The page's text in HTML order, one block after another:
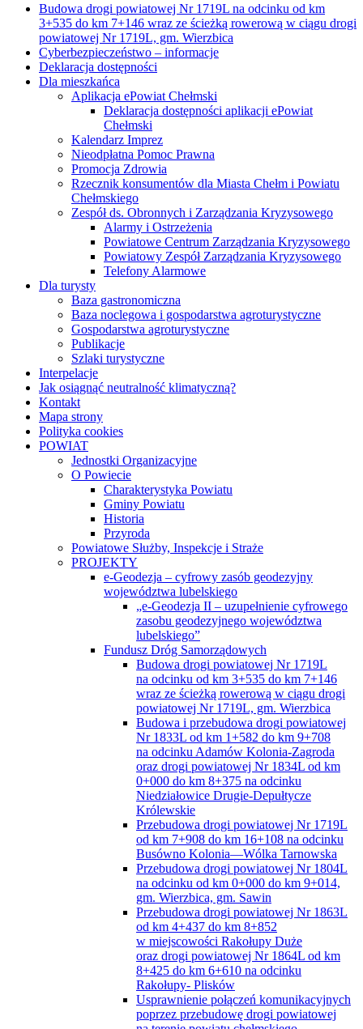
Budowa drogi powiatowej Nr 1719L na odcinku od km
3+535 do km 7+146 wraz ze ścieżką rowerową w ciągu drogi
powiatowej Nr 1719L, gm. Wierzbica
Cyberbezpieczeństwo – informacje
Deklaracja dostępności
Dla mieszkańca
Aplikacja ePowiat Chełmski
Deklaracja dostępności aplikacji ePowiat
Chełmski
Kalendarz Imprez
Nieodpłatna Pomoc Prawna
Promocja Zdrowia
Rzecznik konsumentów dla Miasta Chełm i Powiatu
Chełmskiego
Zespół ds. Obronnych i Zarządzania Kryzysowego
Alarmy i Ostrzeżenia
Powiatowe Centrum Zarządzania Kryzysowego
Powiatowy Zespół Zarządzania Kryzysowego
Telefony Alarmowe
Dla turysty
Baza gastronomiczna
Baza noclegowa i gospodarstwa agroturystyczne
Gospodarstwa agroturystyczne
Publikacje
Szlaki turystyczne
Interpelacje
Jak osiągnąć neutralność klimatyczną?
Kontakt
Mapa strony
Polityka cookies
POWIAT
Jednostki Organizacyjne
O Powiecie
Charakterystyka Powiatu
Gminy Powiatu
Historia
Przyroda
Powiatowe Służby, Inspekcje i Straże
PROJEKTY
e-Geodezja – cyfrowy zasób geodezyjny
województwa lubelskiego
„e-Geodezja II – uzupełnienie cyfrowego
zasobu geodezyjnego województwa
lubelskiego”
Fundusz Dróg Samorządowych
Budowa drogi powiatowej Nr 1719L
na odcinku od km 3+535 do km 7+146
wraz ze ścieżką rowerową w ciągu drogi
powiatowej Nr 1719L, gm. Wierzbica
Budowa i przebudowa drogi powiatowej
Nr 1833L od km 1+582 do km 9+708
na odcinku Adamów Kolonia-Zagroda
oraz drogi powiatowej Nr 1834L od km
0+000 do km 8+375 na odcinku
Niedziałowice Drugie-Depułtycze
Królewskie
Przebudowa drogi powiatowej Nr 1719L
od km 7+908 do km 16+108 na odcinku
Busówno Kolonia—Wólka Tarnowska
Przebudowa drogi powiatowej Nr 1804L
na odcinku od km 0+000 do km 9+014,
gm. Wierzbica, gm. Sawin
Przebudowa drogi powiatowej Nr 1863L
od km 4+437 do km 8+852
w miejscowości Rakołupy Duże
oraz drogi powiatowej Nr 1864L od km
8+425 do km 6+610 na odcinku
Rakołupy- Plisków
Usprawnienie połączeń komunikacyjnych
poprzez przebudowę drogi powiatowej